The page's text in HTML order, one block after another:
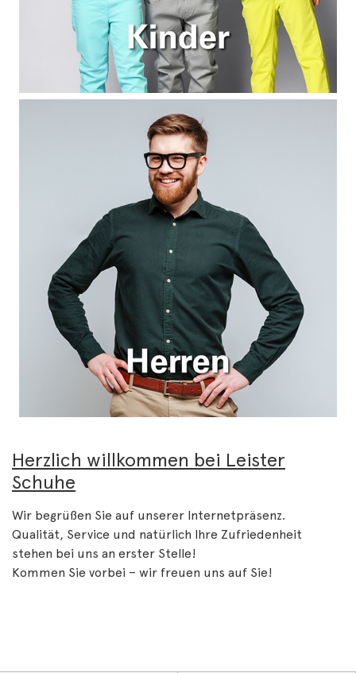
Herzlich willkommen bei Leister
Schuhe
Wir begrüßen Sie auf unserer Internetpräsenz.
Qualität, Service und natürlich Ihre Zufriedenheit
stehen bei uns an erster Stelle!
Kommen Sie vorbei – wir freuen uns auf Sie!